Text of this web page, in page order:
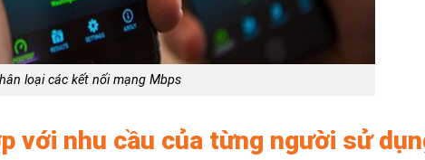
loại các kết nối mạng Mbps
với nhu cầu của từng người sử